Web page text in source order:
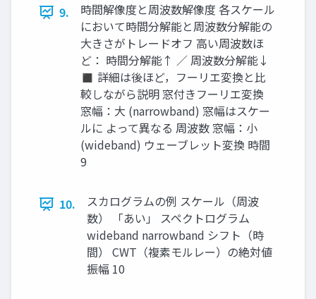
9.
時間解像度と周波数解像度 各スケール
において時間分解能と周波数分解能の
大きさがトレードオフ 高い周波数ほ
ど： 時間分解能↑ ／ 周波数分解能↓
◼ 詳細は後ほど，フーリエ変換と比
較しながら説明 窓付きフーリエ変換
窓幅：大 (narrowband) 窓幅はスケー
ルに よって異なる 周波数 窓幅：小
(wideband) ウェーブレット変換 時間
9
10.
スカログラムの例 スケール（周波
数） 「あい」 スペクトログラム
wideband narrowband シフト（時
間） CWT（複素モルレー）の絶対値
振幅 10